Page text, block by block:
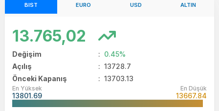
BIST EURO USD ALTIN
13.765,02
Değişim : 0.45%
Açılış
: 13728.7
Önceki Kapanış
: 13703.13
En Yüksek
13801.69
En Düşük
13667.84